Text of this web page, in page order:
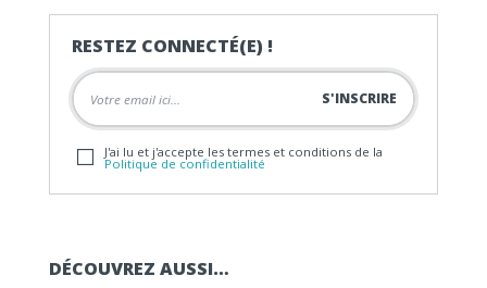
RESTEZ CONNECTÉ(E) !
J'ai lu et j'accepte les termes et conditions de la
Politique de confidentialité
DÉCOUVREZ AUSSI…